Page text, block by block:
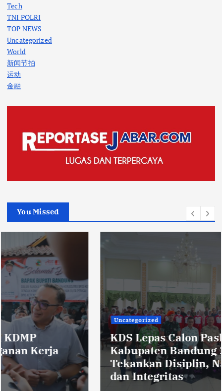
Tech
TNI POLRI
TOP NEWS
Uncategorized
World
新闻节拍
运动
金融
You Missed
Uncategorized
KDS Lepas Calon Paskibraka
Kabupaten Bandung 2026,
Tekankan Disiplin, Nasionalisme,
dan Integritas